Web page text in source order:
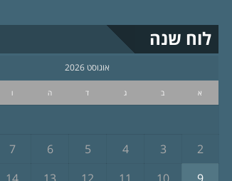
לוח שנה
אוגוסט 2026
א ב ג ד ה ו
2
3
4
5
6
7